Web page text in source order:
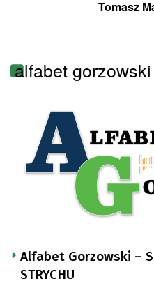
Tomasz
alfabet gorzowski
Alfabet Gorzowski – S
STRYCHU